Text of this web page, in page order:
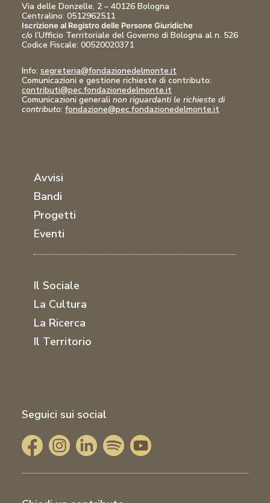
Via delle Donzelle, 2 – 40126 Bologna
Centralino: 0512962511
Iscrizione al Registro delle Persone Giuridiche
c/o l’Ufficio Territoriale del Governo di Bologna al n. 526
Codice Fiscale: 00520020371
Info: segreteria@fondazionedelmonte.it
Comunicazioni e gestione richieste di contributo:
contributi@pec.fondazionedelmonte.it
Comunicazioni generali non riguardanti le richieste di
contributo: fondazione@pec.fondazionedelmonte.it
Avvisi
Bandi
Progetti
Eventi
Il Sociale
La Cultura
La Ricerca
Il Territorio
Seguici sui social